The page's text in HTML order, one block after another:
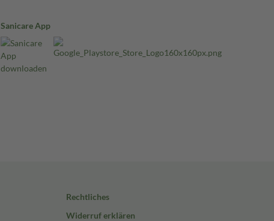
Sanicare App
Rechtliches
Widerruf erklären